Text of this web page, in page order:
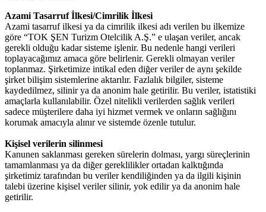
Azami Tasarruf İlkesi/Cimrilik İlkesi
Azami tasarruf ilkesi ya da cimrilik ilkesi adı verilen bu ilkemize
göre “TOK ŞEN Turizm Otelcilik A.Ş.” e ulaşan veriler, ancak
gerekli olduğu kadar sisteme işlenir. Bu nedenle hangi verileri
toplayacağımız amaca göre belirlenir. Gerekli olmayan veriler
toplanmaz. Şirketimize intikal eden diğer veriler de aynı şekilde
şirket bilişim sistemlerine aktarılır. Fazlalık bilgiler, sisteme
kaydedilmez, silinir ya da anonim hale getirilir. Bu veriler, istatistiki
amaçlarla kullanılabilir. Özel nitelikli verilerden sağlık verileri
sadece müşterilere daha iyi hizmet vermek ve onların sağlığını
korumak amacıyla alınır ve sistemde özenle tutulur.
Kişisel verilerin silinmesi
Kanunen saklanması gereken sürelerin dolması, yargı süreçlerinin
tamamlanması ya da diğer gereklilikler ortadan kalktığında
şirketimiz tarafından bu veriler kendiliğinden ya da ilgili kişinin
talebi üzerine kişisel veriler silinir, yok edilir ya da anonim hale
getirilir.